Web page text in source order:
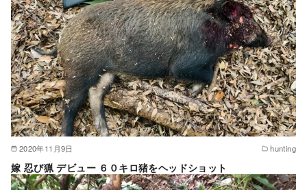
2020年11月9日 hunting
嫁 忍び猟 デビュー ６０キロ猪をヘッドショット